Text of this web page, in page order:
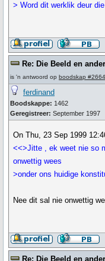
> Word dit werklik deur
Re: Die Beeld en
is 'n antwoord op boodskap
ferdinand
Boodskappe: 1462
Geregistreer: September 1997
On Thu, 23 Sep 1999
<<>Jitte , ek weet nie so
onwettig wees
>onder ons huidige
Nee dit sal nie onwettig
Re: Die Beeld en